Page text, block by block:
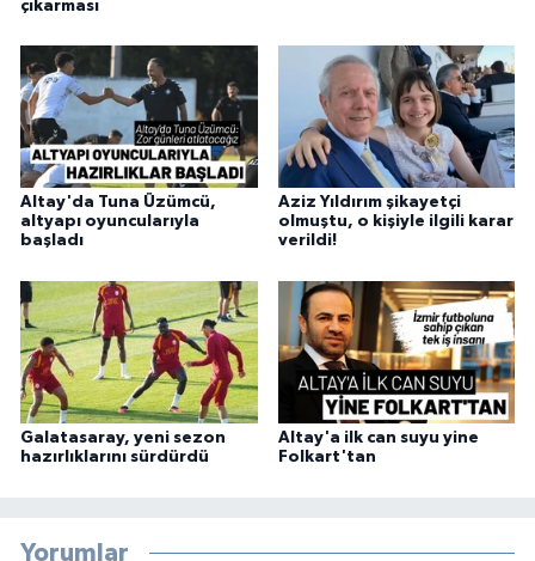
çıkarması
Altay'da Tuna Üzümcü,
altyapı oyuncularıyla
başladı
Aziz Yıldırım şikayetçi
olmuştu, o kişiyle ilgili karar
verildi!
Galatasaray, yeni sezon
hazırlıklarını sürdürdü
Altay'a ilk can suyu yine
Folkart'tan
Yorumlar